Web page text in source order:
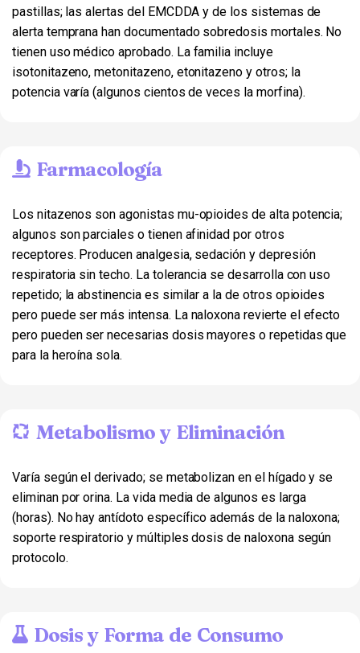
pastillas; las alertas del EMCDDA y de los sistemas de
alerta temprana han documentado sobredosis mortales. No
tienen uso médico aprobado. La familia incluye
isotonitazeno, metonitazeno, etonitazeno y otros; la
potencia varía (algunos cientos de veces la morfina).
Farmacología
Los nitazenos son agonistas mu-opioides de alta potencia;
algunos son parciales o tienen afinidad por otros
receptores. Producen analgesia, sedación y depresión
respiratoria sin techo. La tolerancia se desarrolla con uso
repetido; la abstinencia es similar a la de otros opioides
pero puede ser más intensa. La naloxona revierte el efecto
pero pueden ser necesarias dosis mayores o repetidas que
para la heroína sola.
Metabolismo y Eliminación
Varía según el derivado; se metabolizan en el hígado y se
eliminan por orina. La vida media de algunos es larga
(horas). No hay antídoto específico además de la naloxona;
soporte respiratorio y múltiples dosis de naloxona según
protocolo.
Dosis y Forma de Consumo